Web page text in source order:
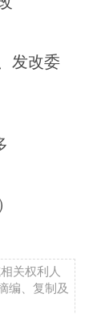
发改委
关权利人
编、复制及